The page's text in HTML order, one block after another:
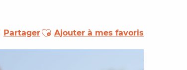
PartagerAjouter aux favoris
Ajouter à mes favoris